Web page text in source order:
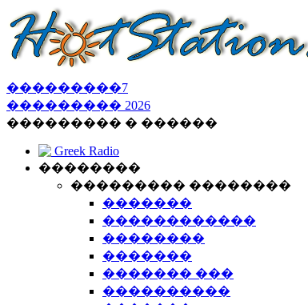
���������7
��������� 2026
��������� � ������
Greek Radio
��������
��������� ��������
�������
������������
��������
�������
������� ���
����������